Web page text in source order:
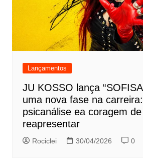
Lançamentos
JU KOSSO lança
uma nova fase na
psicanálise ea coragem
reapresentar
Rociclei 30/04/2026 0